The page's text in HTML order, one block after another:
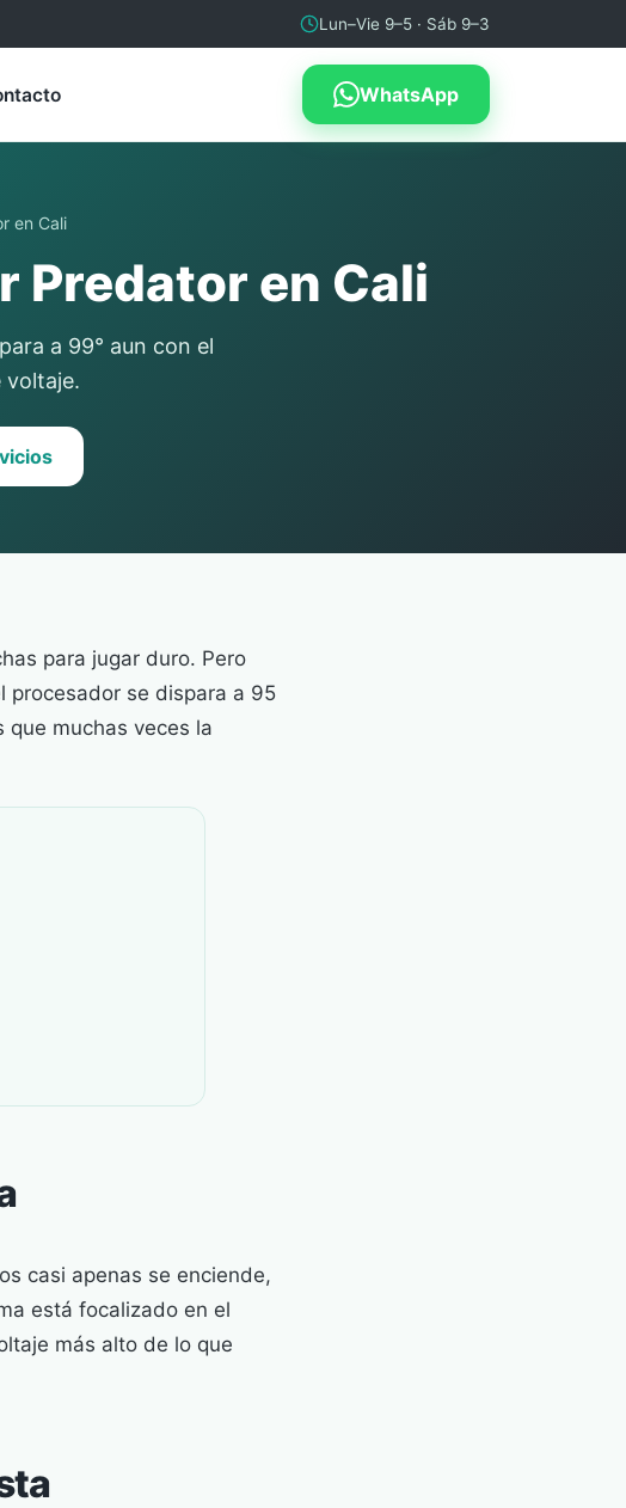
Lun–Vie 9–5 · Sáb 9–3
WhatsApp
en Cali
Predator en Cali
a 99° aun con el
voltaje.
para jugar duro. Pero
procesador se dispara a 95
muchas veces la
casi apenas se enciende,
está focalizado en el
más alto de lo que